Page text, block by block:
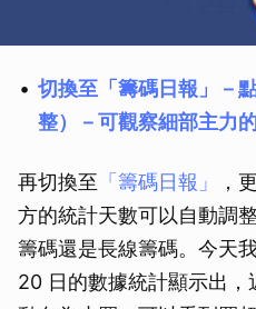
切換至「籌碼日報」－
整）－可觀察細部主力
再切換至 「籌碼日報」
，
方的統計天數可以自動調
籌碼還是長線籌碼。今天
20 日的數據統計顯示出，